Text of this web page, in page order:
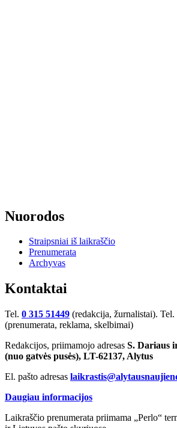
Nuorodos
Straipsniai iš laikraščio
Prenumerata
Archyvas
Kontaktai
Tel. 0 315 51449 (redakcija, žurnalistai). Tel.
(prenumerata, reklama, skelbimai)
Redakcijos, priimamojo adresas S. Dariaus
(nuo gatvės pusės), LT-62137, Alytus
El. pašto adresas
Daugiau informacijos
Laikraščio prenumerata priimama „Perlo“